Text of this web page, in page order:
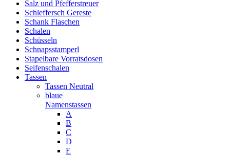
Salz und Pfefferstreuer
Schleffersch Gereste
Schank Flaschen
Schalen
Schüsseln
Schnapsstamperl
Stapelbare Vorratsdosen
Seifenschalen
Tassen
Tassen Neutral
blaue
Namenstassen
A
B
C
D
E